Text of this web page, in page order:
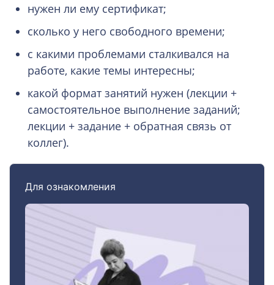
нужен ли ему сертификат;
сколько у него свободного времени;
с какими проблемами сталкивался на
работе, какие темы интересны;
какой формат занятий нужен (лекции +
самостоятельное выполнение заданий;
лекции + задание + обратная связь от
коллег).